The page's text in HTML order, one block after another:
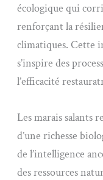
écologique qui
renforçant la
climatiques. Cette
s’inspire des
l’efficacité
Les marais salants
d’une richesse
de l’intelligence
des ressources